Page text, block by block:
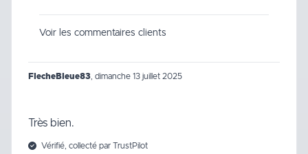
Voir les commentaires clients
FlecheBleue83 dimanche 13 juillet 2025
Très bien.
Vérifié, collecté par TrustPilot